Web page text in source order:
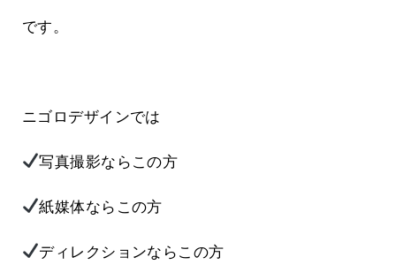
です。
ニゴロデザインでは
写真撮影ならこの方
紙媒体ならこの方
ディレクションならこの方